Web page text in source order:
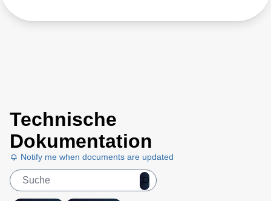
Technische
Dokumentation
Notify me when documents are updated